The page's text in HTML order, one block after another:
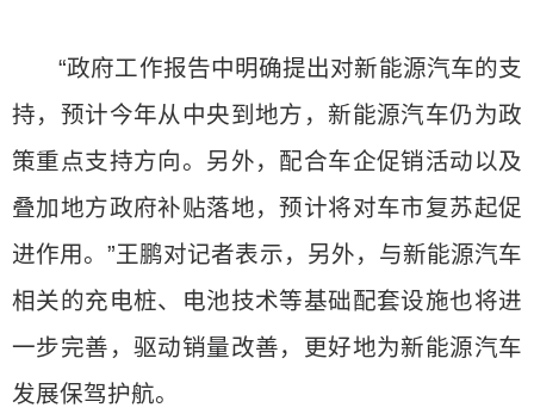
“政府工作报告中明确提出对新能源汽车的支
持，预计今年从中央到地方，新能源汽车仍为政
策重点支持方向。另外，配合车企促销活动以及
叠加地方政府补贴落地，预计将对车市复苏起促
进作用。”王鹏对记者表示，另外，与新能源汽车
相关的充电桩、电池技术等基础配套设施也将进
一步完善，驱动销量改善，更好地为新能源汽车
发展保驾护航。